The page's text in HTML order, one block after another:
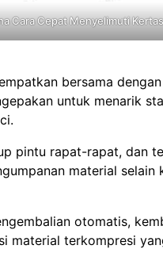
Cara Cepat Menyelimuti
bersama
untuk menarik
pintu rapat-rapat, dan
material
otomatis,
material terkompresi